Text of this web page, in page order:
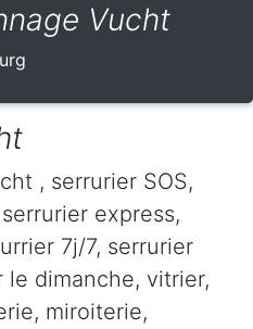
Vucht
, serrurier SOS,
express,
7j/7, serrurier
dimanche, vitrier,
miroiterie,